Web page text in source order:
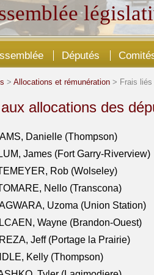
Députés
> Allocations et rémunération > Frais liés
allocations des
Danielle (Thompson)
James (Fort Garry-Riverview)
Rob (Wolseley)
Nello (Transcona)
Uzoma (Union Station)
Wayne (Brandon-Ouest)
Jeff (Portage la Prairie)
Kelly (Thompson)